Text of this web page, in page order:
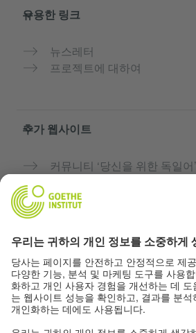
유용한 링크
뉴스레터
프로젝트에 대하여
추가 웹사이트
커뮤니티 ‘당신을 위한 독일어’
괴테 인스티투트의 독일어 과정
개인정보 및 접근성
개인 정보 설정
접근성